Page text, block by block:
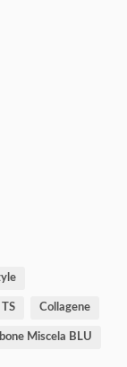
Collagene
Miscela BLU